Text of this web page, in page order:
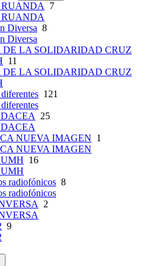
7
Diversa 8
Diversa
DE LA SOLIDARIDAD CRUZ
11
DE LA SOLIDARIDAD CRUZ
121
25
NUEVA IMAGEN 1
NUEVA IMAGEN
UMH 16
UMH
radiofónicos 8
radiofónicos
2
9